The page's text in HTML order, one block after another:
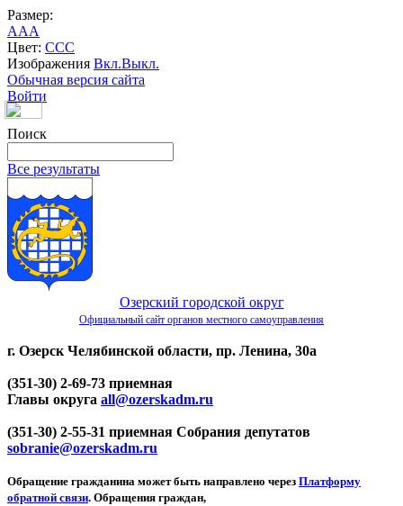
Размер:
AAA
Цвет: CCC
Изображения Вкл.Выкл.
Обычная версия сайта
Войти
Поиск
Все результаты
Озерский городской округ
Официальный сайт органов местного самоуправления
г. Озерск Челябинской области, пр. Ленина, 30а
(351-30) 2-69-73 приемная
Главы округа all@ozerskadm.ru
(351-30) 2-55-31 приемная Собрания депутатов
sobranie@ozerskadm.ru
Обращение гражданина может быть направлено через Платформу
обратной связи. Обращения граждан,